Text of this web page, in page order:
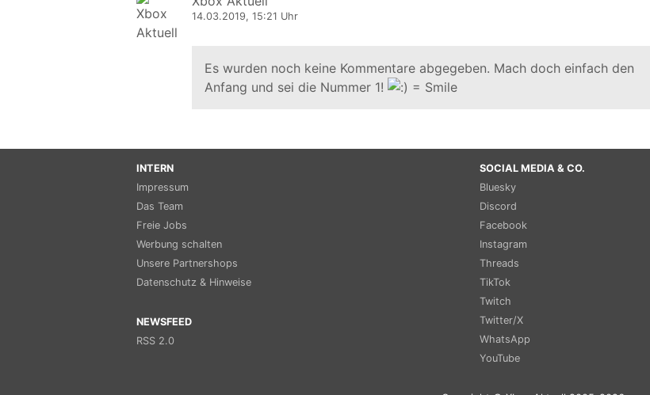
14.03.2019, 15:21 Uhr
Es wurden noch keine Kommentare abgegeben. Mach doch einfach den
Anfang und sei die Nummer 1!
INTERN
Impressum
Das Team
Freie Jobs
Werbung schalten
Unsere Partnershops
Datenschutz & Hinweise
NEWSFEED
RSS 2.0
SOCIAL MEDIA & CO.
Bluesky
Discord
Facebook
Instagram
Threads
TikTok
Twitch
Twitter/X
WhatsApp
YouTube